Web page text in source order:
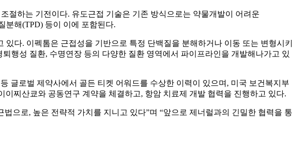
절하는 기전이다. 유도근접 기술은 기존 방식으로는 약물개발이 어려운
분해(TPD) 등이 이에 포함된다.
있다. 이펙톰은 근접성을 기반으로 특정 단백질을 분해하거나 이동 또는 변형시키
행성 질환, 수명연장 등의 다양한 질환 영역에서 파이프라인을 개발해나가고 있
글로벌 제약사에서 골든 티켓 어워드를 수상한 이력이 있으며, 미국 보건복지부
찌산쿄와 공동연구 계약을 체결하고, 항암 치료제 개발 협력을 진행하고 있다.
으로, 높은 전략적 가치를 지니고 있다”며 “앞으로 제너럴과의 긴밀한 협력을 통